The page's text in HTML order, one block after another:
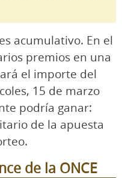
acumulativo. En el
premios en una
el importe del
15 de marzo
podría ganar:
de la apuesta
de la ONCE